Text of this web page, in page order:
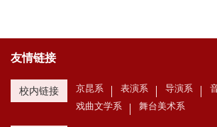
友情链接
校内链接 京昆系 表演系 导演系
戏曲文学系
舞台美术系